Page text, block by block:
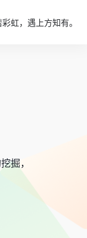
虹，遇上方知有。
掘，